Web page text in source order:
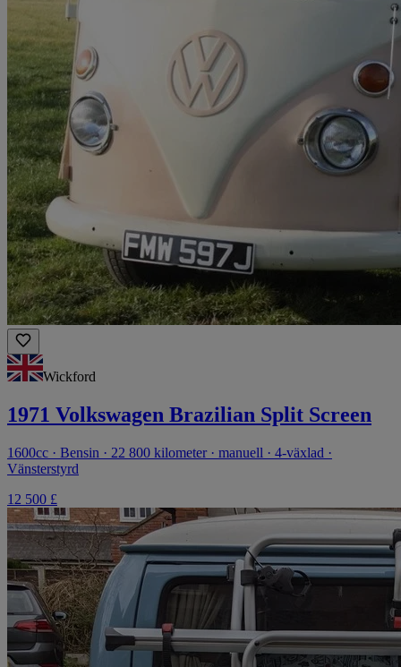
Wickford
1971 Volkswagen Brazilian Split Screen
1600cc · Bensin · 22 800 kilometer · manuell · 4-växlad ·
Vänsterstyrd
12 500 £